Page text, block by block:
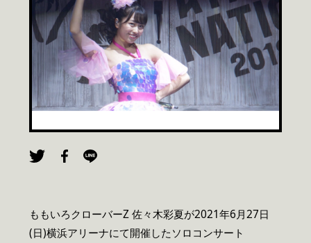
ももいろクローバーZ 佐々木彩夏が2021年6月27日
(日)横浜アリーナにて開催したソロコンサート